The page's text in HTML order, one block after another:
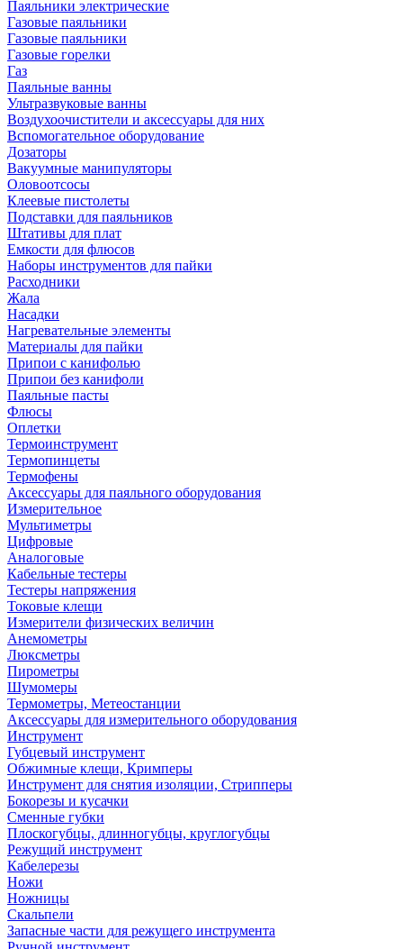
Паяльники электрические
Газовые паяльники
Газовые паяльники
Газовые горелки
Газ
Паяльные ванны
Ультразвуковые ванны
Воздухоочистители и аксессуары для них
Вспомогательное оборудование
Дозаторы
Вакуумные манипуляторы
Оловоотсосы
Клеевые пистолеты
Подставки для паяльников
Штативы для плат
Емкости для флюсов
Наборы инструментов для пайки
Расходники
Жала
Насадки
Нагревательные элементы
Материалы для пайки
Припои с канифолью
Припои без канифоли
Паяльные пасты
Флюсы
Оплетки
Термоинструмент
Термопинцеты
Термофены
Аксессуары для паяльного оборудования
Измерительное
Мультиметры
Цифровые
Аналоговые
Кабельные тестеры
Тестеры напряжения
Токовые клещи
Измерители физических величин
Анемометры
Люксметры
Пирометры
Шумомеры
Термометры, Метеостанции
Аксессуары для измерительного оборудования
Инструмент
Губцевый инструмент
Обжимные клещи, Кримперы
Инструмент для снятия изоляции, Стрипперы
Бокорезы и кусачки
Сменные губки
Плоскогубцы, длинногубцы, круглогубцы
Режущий инструмент
Кабелерезы
Ножи
Ножницы
Скальпели
Запасные части для режущего инструмента